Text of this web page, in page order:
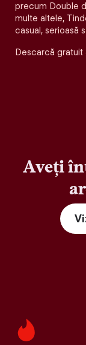
precum Double
multe altele,
casual, serioasă
Descarcă gratuit
Aveți